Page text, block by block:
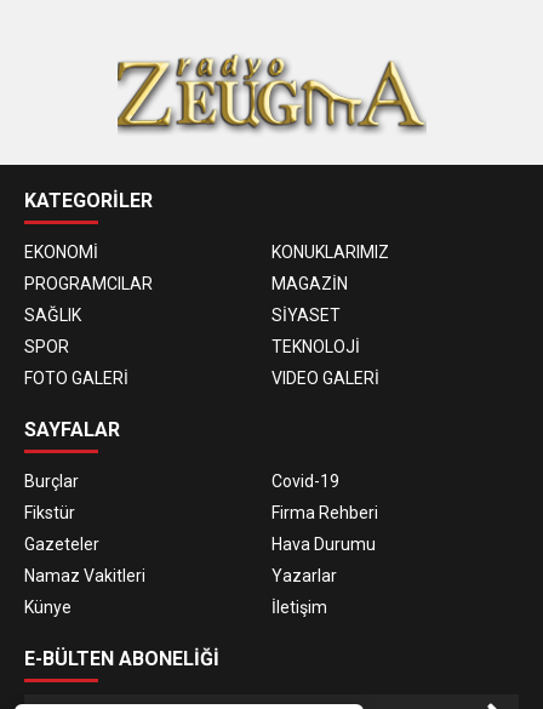
KATEGORİLER
EKONOMİ
KONUKLARIMIZ
PROGRAMCILAR
MAGAZİN
SAĞLIK
SİYASET
SPOR
TEKNOLOJİ
FOTO GALERİ
VIDEO GALERİ
SAYFALAR
Burçlar
Covid-19
Fikstür
Firma Rehberi
Gazeteler
Hava Durumu
Namaz Vakitleri
Yazarlar
Künye
İletişim
E-BÜLTEN ABONELİĞİ